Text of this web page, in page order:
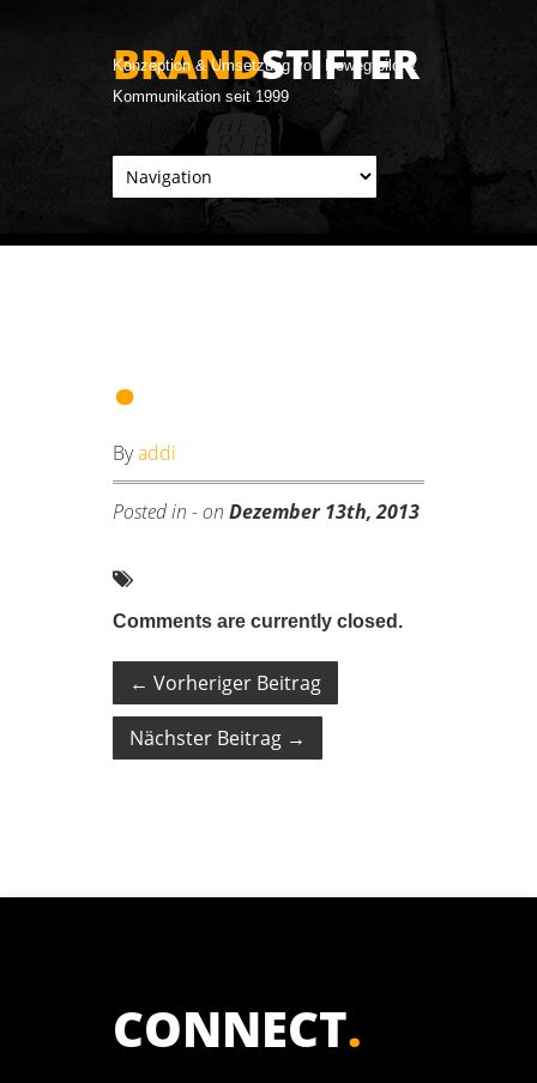
BRANDSTIFTER
Konzeption & Umsetzung von Bewegtbild &
Kommunikation seit 1999
.
Byaddi
Posted in - on Dezember 13th, 2013
Comments are currently closed.
← Vorheriger Beitrag
Nächster Beitrag →
CONNECT.